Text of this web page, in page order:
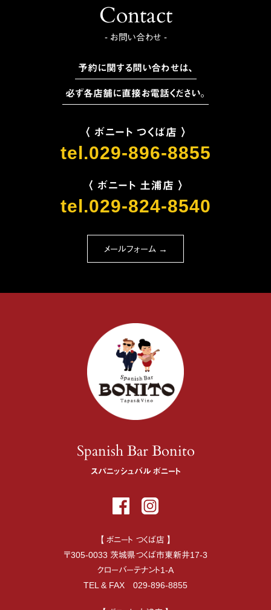
Contact
- お問い合わせ -
予約に関する問い合わせは、
必ず各店舗に直接お電話ください。
〈 ボニート つくば店 〉
tel.029-896-8855
〈 ボニート 土浦店 〉
tel.029-824-8540
メールフォーム →
Spanish Bar Bonito
スパニッシュバル ボニート
【 ボニート つくば店 】
〒305-0033 茨城県つくば市東新井17-3
クローバーテナント1-A
TEL & FAX 029-896-8855